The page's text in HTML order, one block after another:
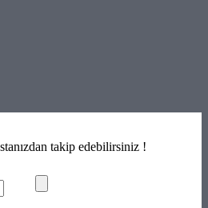
takip edebilirsiniz !